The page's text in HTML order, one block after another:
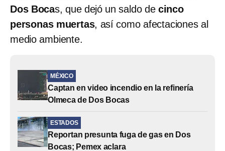
Dos Bocas, que dejó un saldo decinco
personas muertas, así como afectaciones al
medio ambiente.
MÉXICO
Captan en video incendio en la refinería
Olmeca de Dos Bocas
ESTADOS
Reportan presunta fuga de gas en Dos
Bocas; Pemex aclara